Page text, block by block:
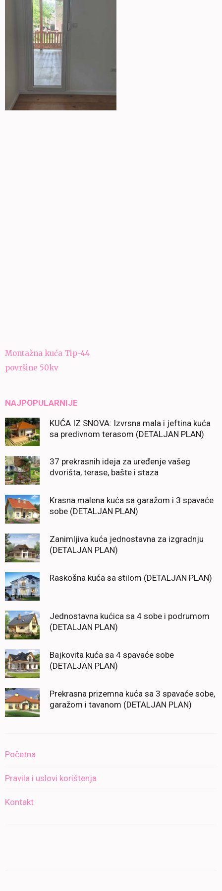
Navigacija
članaka
Montažna kuća Tip-44
površine 50kv
NAJPOPULARNIJE
KUĆA IZ SNOVA: Izvrsna mala i jeftina kuća
sa predivnom terasom (DETALJAN PLAN)
37 prekrasnih ideja za uređenje vašeg
dvorišta, terase, bašte i staza
Krasna malena kuća sa garažom i 3 spavaće
sobe (DETALJAN PLAN)
Zanimljiva kuća jednostavna za izgradnju
(DETALJAN PLAN)
Raskošna kuća sa stilom (DETALJAN PLAN)
Jednostavna kućica sa 4 sobe i podrumom
(DETALJAN PLAN)
Bajkovita kuća sa 4 spavaće sobe
(DETALJAN PLAN)
Prekrasna prizemna kuća sa 3 spavaće sobe,
garažom i tavanom (DETALJAN PLAN)
Početna
Pravila i uslovi korištenja
Kontakt